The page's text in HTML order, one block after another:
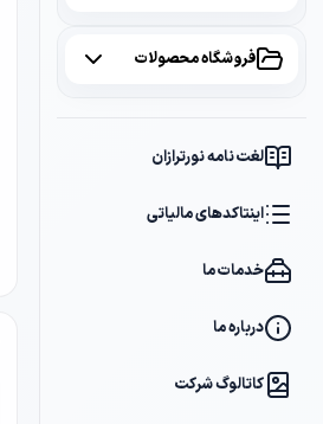
سامانه مودیان
بانک
فروشگاه محصولات
پکیج DVD آموزشی
کتاب ها
فایل های دانلودی
لغت نامه نورترازان
اینتاکدهای مالیاتی
خدمات ما
درباره ما
کاتالوگ شرکت